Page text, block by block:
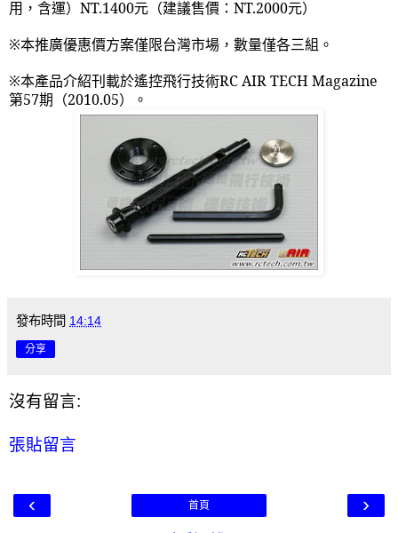
用，含運） NT.1400元（建議售價： NT.2000元）
※本推廣優惠價方案僅限台灣市場，數量僅各三組。
※本產品介紹刊載於遙控飛行技術RC AIR TECH Magazine
第57期（2010.05）。
發布時間 14:14
分享
沒有留言:
張貼留言
‹ ›
首頁